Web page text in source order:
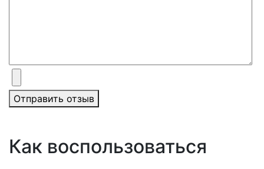
Отправить отзыв
Как воспользоваться